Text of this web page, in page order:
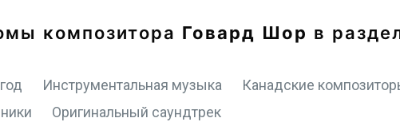
композитора Говард Шор в
Инструментальная музыка Канадские
Оригинальный саундтрек